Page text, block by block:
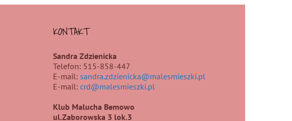
KONTAKT
Sandra Zdzienicka
Telefon: 515-858-447
E-mail:sandra.zdzienicka@malesmieszki.pl
E-mail:crd@malesmieszki.pl
Klub Malucha Bemowo
ul.Zaborowska 3 lok.3